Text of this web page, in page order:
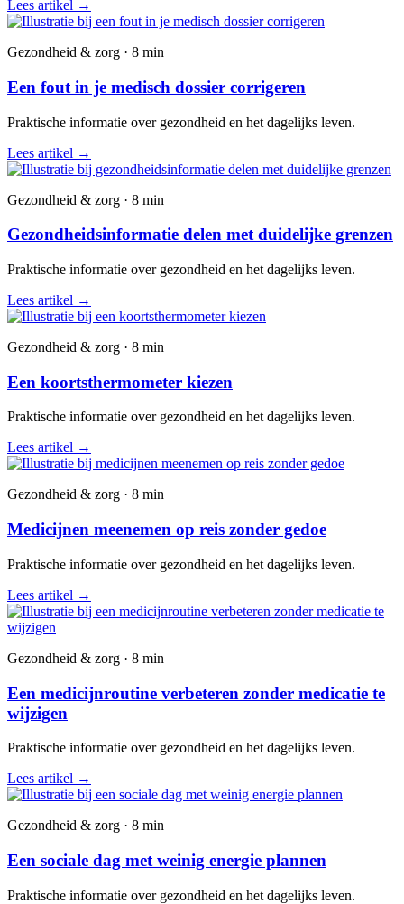
Lees artikel →
Gezondheid & zorg · 8 min
Een fout in je medisch dossier corrigeren
Praktische informatie over gezondheid en het dagelijks leven.
Lees artikel →
Gezondheid & zorg · 8 min
Gezondheidsinformatie delen met duidelijke grenzen
Praktische informatie over gezondheid en het dagelijks leven.
Lees artikel →
Gezondheid & zorg · 8 min
Een koortsthermometer kiezen
Praktische informatie over gezondheid en het dagelijks leven.
Lees artikel →
Gezondheid & zorg · 8 min
Medicijnen meenemen op reis zonder gedoe
Praktische informatie over gezondheid en het dagelijks leven.
Lees artikel →
Gezondheid & zorg · 8 min
Een medicijnroutine verbeteren zonder medicatie te
wijzigen
Praktische informatie over gezondheid en het dagelijks leven.
Lees artikel →
Gezondheid & zorg · 8 min
Een sociale dag met weinig energie plannen
Praktische informatie over gezondheid en het dagelijks leven.